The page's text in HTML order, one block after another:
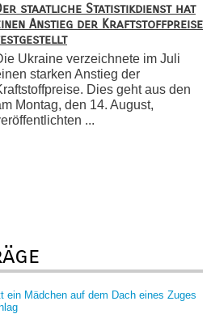
staatliche Statistikdienst hat
Anstieg der Kraftstoffpreise
Ukraine verzeichnete im Juli
starken Anstieg der
Dies geht aus den
Montag, den 14. August,
...
ein Mädchen auf dem Dach eines Zuges